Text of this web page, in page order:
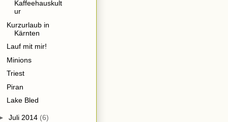
Kaffeehauskult
ur
Kurzurlaub in
Kärnten
Lauf mit mir!
Minions
Triest
Piran
Lake Bled
Juli 2014 (6)